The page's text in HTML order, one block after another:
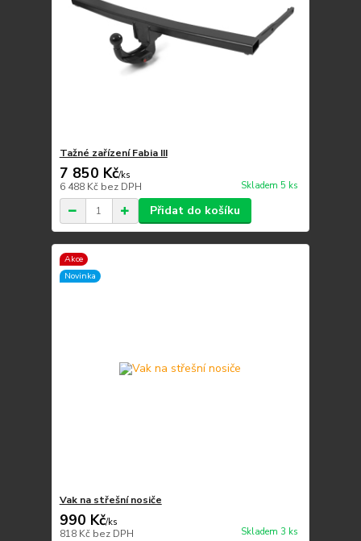
Tažné zařízení Fabia III
7 850 Kč/ks
6 488 Kč bez DPH Skladem 5 ks
Přidat do košíku
Akce
Novinka
Vak na střešní nosiče
990 Kč/ks
818 Kč bez DPH Skladem 3 ks